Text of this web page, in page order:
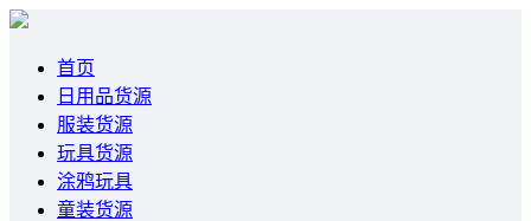
首页
日用品货源
服装货源
玩具货源
涂鸦玩具
童装货源